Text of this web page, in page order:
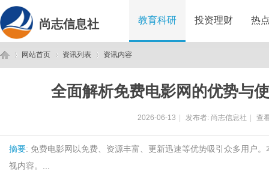
尚志信息社 教育科研 投资理财 热
网站首页 资讯列表 资讯内容
全面解析免费电影网的优势与
2026-06-13 发布者: 尚志信息社 查
摘要: 免费电影网以免费、资源丰富、更新迅速等优势吸引众多用户
视内容。...